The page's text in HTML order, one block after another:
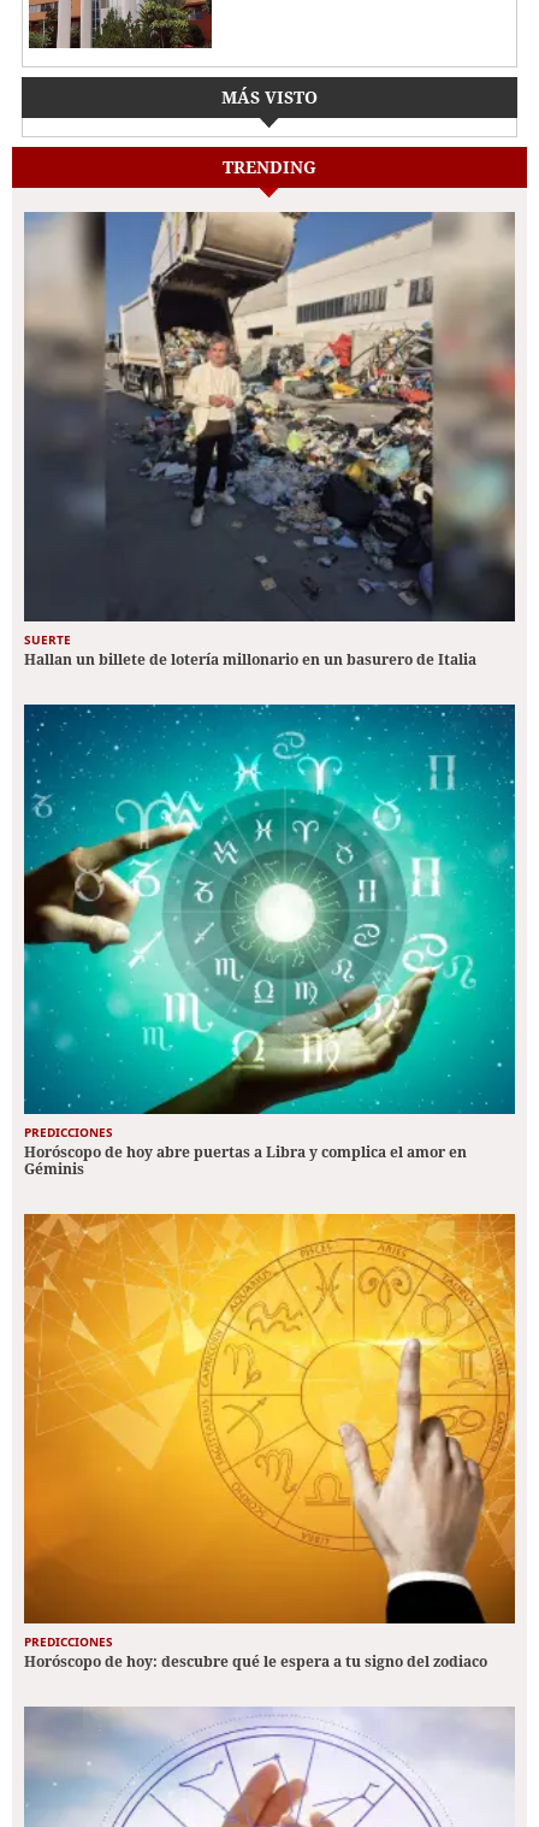
MÁS VISTO
TRENDING
SUERTE
Hallan un billete de lotería millonario en un basurero de Italia
PREDICCIONES
Horóscopo de hoy abre puertas a Libra y complica el amor en
Géminis
PREDICCIONES
Horóscopo de hoy: descubre qué le espera a tu signo del zodiaco